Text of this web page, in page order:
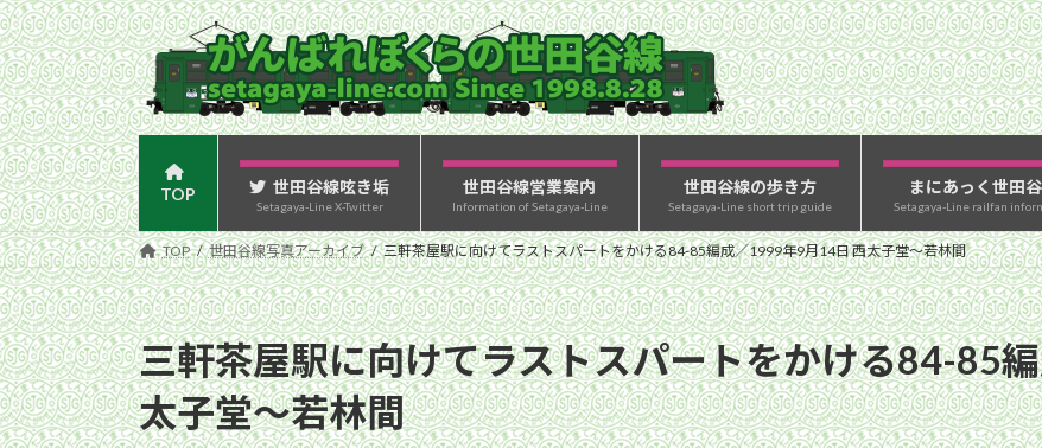
コ
ン
テ
ン
ツ
へ
ス
キ
ッ
プ
ナ
ビ
ゲ
ー
シ
ョ
ン
に
移
動
TOP 世田谷線呟き垢
Setagaya-Line X-Twitter
世田谷線営業案内
Information of Setagaya-Line
世田谷線の歩き方
Setagaya-Line short trip guide
まにあっく世田
Setagaya-Line railfan
TOP 世田谷線写真アーカイブ 三軒茶屋駅に向けてラストスパートをかける84-85編成／1999年9月14日 西太子堂〜若林間
三軒茶屋駅に向けてラストスパートをかける84-85
太子堂〜若林間